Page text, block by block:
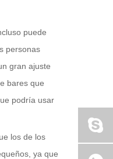
puede
personas
gran ajuste
bares que
podría usar
los de los
ya que